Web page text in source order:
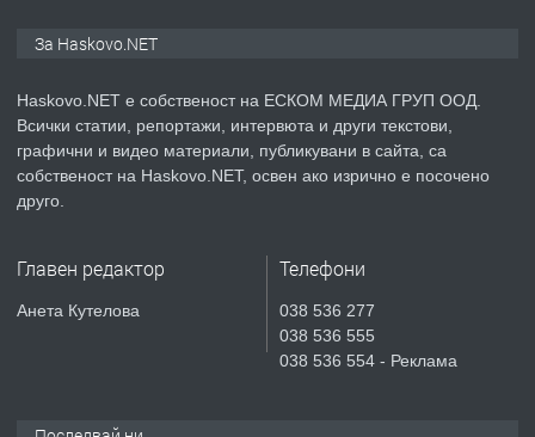
преди 6 дни
ПРЕДЛАГА
Продавам парцел в гр. Хасково кв.
СГЛОБЯВАНЕ НА МЕБЕЛИ.
За Haskovo.NET
Haskovo.NET е собственост на ЕСКОМ МЕДИА ГРУП ООД.
Всички статии, репортажи, интервюта и други текстови,
графични и видео материали, публикувани в сайта, са
собственост на Haskovo.NET, освен ако изрично е посочено
друго.
Главен редактор
Анета Кутелова
Телефони
038 536 277
038 536 555
038 536 554 - Реклама